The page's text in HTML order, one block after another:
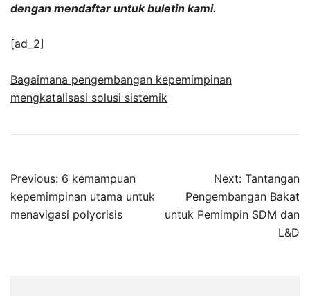
dengan mendaftar untuk buletin kami.
[ad_2]
Bagaimana pengembangan kepemimpinan
mengkatalisasi solusi sistemik
Post
navigation
Previous: 6 kemampuan
kepemimpinan utama untuk
menavigasi polycrisis
Next: Tantangan
Pengembangan Bakat
untuk Pemimpin SDM dan
L&D